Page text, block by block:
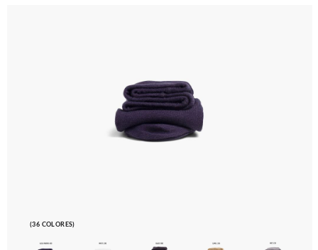
(36 COLORES)